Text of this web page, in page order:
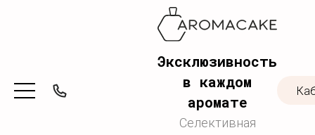
Эксклюзивность
в каждом
аромате
Селективная